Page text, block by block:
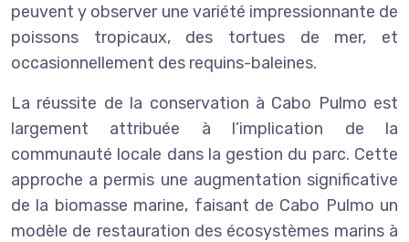
peuvent y observer une variété impressionnante de
poissons tropicaux, des tortues de mer, et
occasionnellement des requins-baleines.
La réussite de la conservation à Cabo Pulmo est
largement attribuée à l’implication de la
communauté locale dans la gestion du parc. Cette
approche a permis une augmentation significative
de la biomasse marine, faisant de Cabo Pulmo un
modèle de restauration des écosystèmes marins à